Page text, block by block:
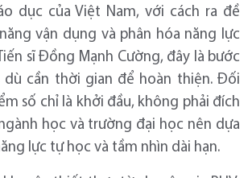
dục của Việt Nam, với cách ra đề
vận dụng và phân hóa năng lực
sĩ Đồng Mạnh Cường, đây là bước
dù cần thời gian để hoàn thiện. Đối
số chỉ là khởi đầu, không phải đích
học và trường đại học nên dựa
lực tự học và tầm nhìn dài hạn.